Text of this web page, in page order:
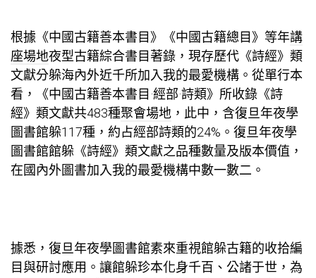
根據《中國古籍善本書目》《中國古籍總目》等年講
座場地夜型古籍綜合書目著錄，現存歷代《詩經》類
文獻分躲海內外近千所加入我的最愛機構。從單行本
看，《中國古籍善本書目·經部·詩類》所收錄《詩
經》類文獻共483種聚會場地 ，此中，含復旦年夜學
圖書館躲117種，約占經部詩類的24%。復旦年夜學
圖書館館躲《詩經》類文獻之品種數量及版本價值，
在國內外圖書加入我的最愛機構中數一數二。
據悉，復旦年夜學圖書館素來重視館躲古籍的收拾編
目與研討應用。讓館躲珍本化身千百、公諸于世，為